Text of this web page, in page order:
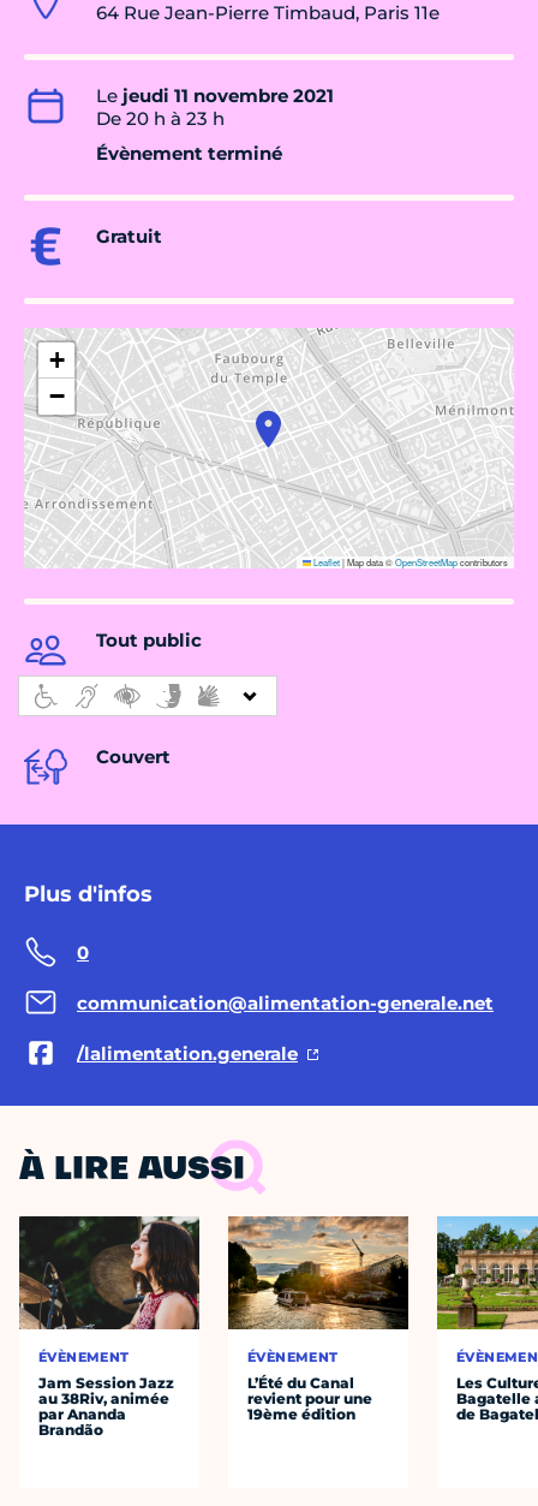
64 Rue Jean-Pierre Timbaud, Paris 11e
Le jeudi 11 novembre 2021
De 20 h à 23 h
Évènement terminé
Gratuit
+
−
Leaflet|Map data ©OpenStreetMapcontributors
Tout public
Couvert
Plus d'infos
0
communication@alimentation-generale.net
/lalimentation.generale
À LIRE AUSSI
ÉVÈNEMENT
Jam Session Jazz
au 38Riv, animée
par Ananda
Brandão
ÉVÈNEMENT
L’Été du Canal
revient pour une
19ème édition
Les
Bagatelle
de